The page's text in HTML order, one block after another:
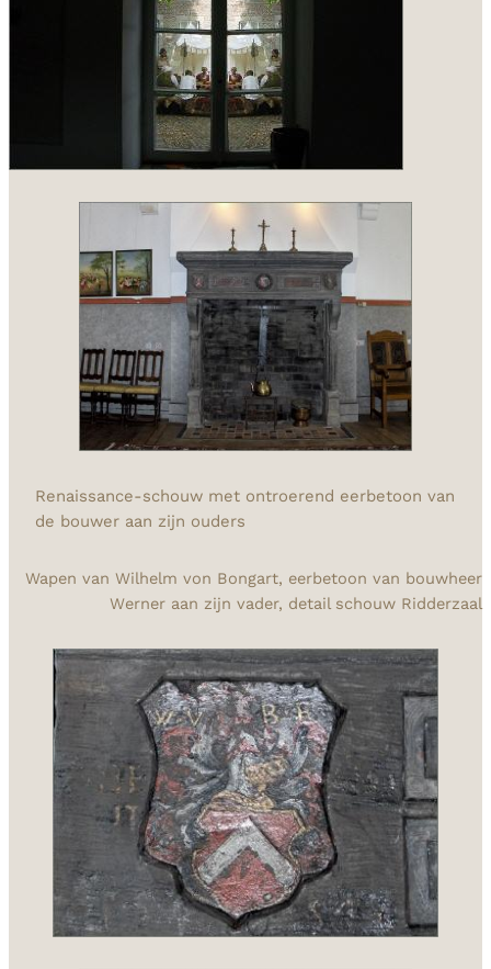
Renaissance-schouw met ontroerend eerbetoon van
de bouwer aan zijn ouders
Wapen van Wilhelm von Bongart, eerbetoon van bouwheer
Werner aan zijn vader, detail schouw Ridderzaal